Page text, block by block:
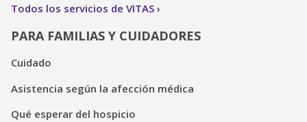
Todos los servicios de VITAS
PARA FAMILIAS Y CUIDADORES
Cuidado
Asistencia según la afección médica
Qué esperar del hospicio